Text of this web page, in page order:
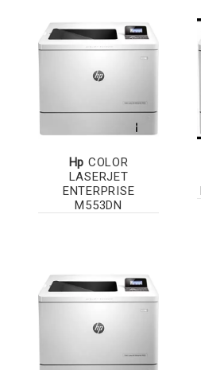
Hp COLOR
LASERJET
ENTERPRISE
M553DN